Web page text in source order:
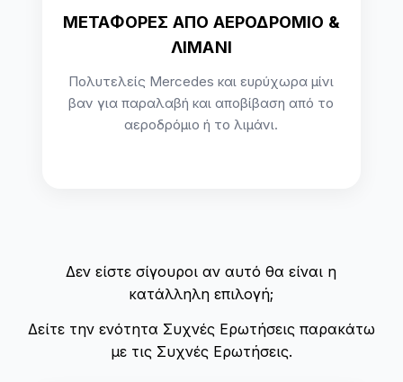
ΜΕΤΑΦΟΡΕΣ ΑΠΟ ΑΕΡΟΔΡΟΜΙΟ &
ΛΙΜΑΝΙ
Πολυτελείς Mercedes και ευρύχωρα μίνι
βαν για παραλαβή και αποβίβαση από το
αεροδρόμιο ή το λιμάνι.
Δεν είστε σίγουροι αν αυτό θα είναι η
κατάλληλη επιλογή;
Δείτε την ενότητα Συχνές Ερωτήσεις παρακάτω
με τις Συχνές Ερωτήσεις.